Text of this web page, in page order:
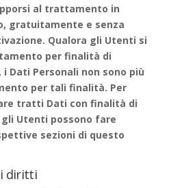
al trattamento in
gratuitamente e senza
Qualora gli Utenti si
per finalità di
Dati Personali non sono più
per tali finalità. Per
tratti Dati con finalità di
Utenti possono fare
sezioni di questo
i diritti